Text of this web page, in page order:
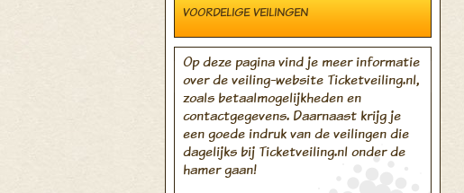
VOORDELIGE VEILINGEN
Op deze pagina vind je meer informatie
over de veiling-website Ticketveiling.nl,
zoals betaalmogelijkheden en
contactgegevens. Daarnaast krijg je
een goede indruk van de veilingen die
dagelijks bij Ticketveiling.nl onder de
hamer gaan!